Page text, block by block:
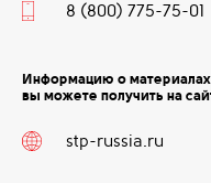
8 (800) 775-75-01
Информацию о материалах
вы можете получить на
stp-russia.ru